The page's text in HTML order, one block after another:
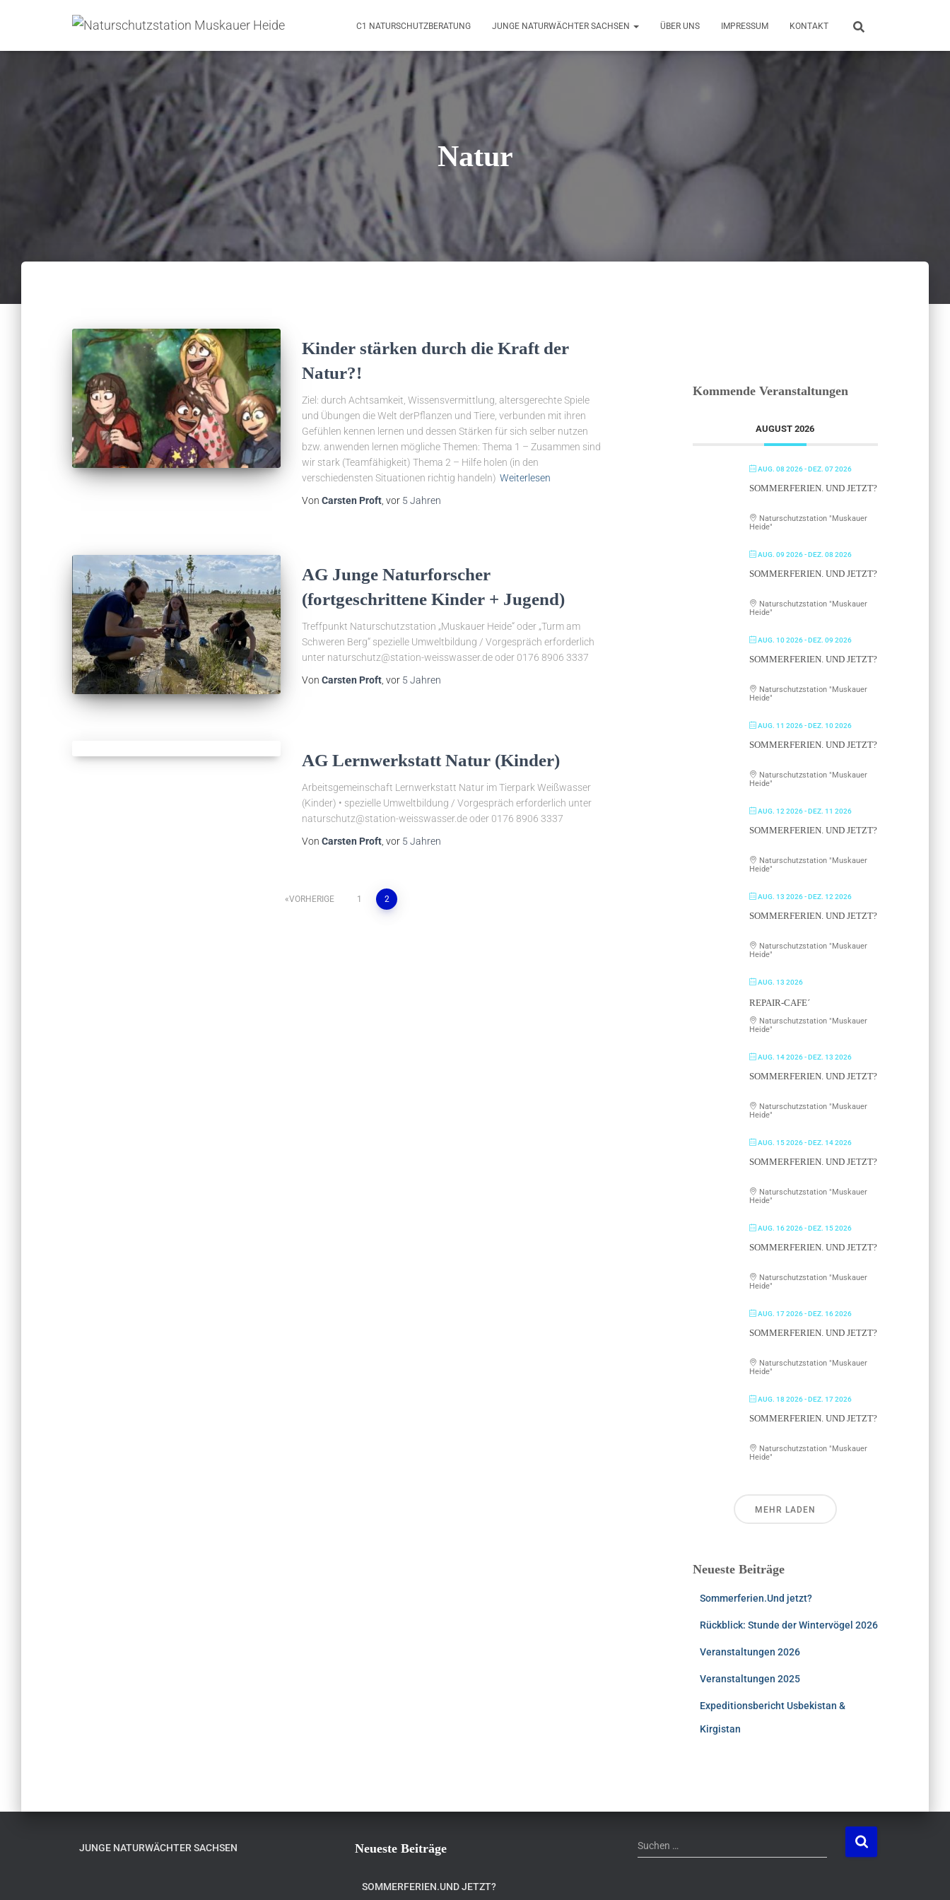
C1 NATURSCHUTZBERATUNG JUNGE NATURWÄCHTER SACHSEN ÜBER UNS IMPRESSUM KONTAKT
Natur
Kinder stärken durch die Kraft der
Natur?!
Ziel: durch Achtsamkeit, Wissensvermittlung, altersgerechte Spiele
und Übungen die Welt derPflanzen und Tiere, verbunden mit ihren
Gefühlen kennen lernen und dessen Stärken für sich selber nutzen
bzw. anwenden lernen mögliche Themen: Thema 1 – Zusammen sind
wir stark (Teamfähigkeit) Thema 2 – Hilfe holen (in den
verschiedensten Situationen richtig handeln) Weiterlesen
Von Carsten Proft , vor 5 Jahren
AG Junge Naturforscher
(fortgeschrittene Kinder + Jugend)
Treffpunkt Naturschutzstation „Muskauer Heide“ oder „Turm am
Schweren Berg“ spezielle Umweltbildung / Vorgespräch erforderlich
unter naturschutz@station-weisswasser.de oder 0176 8906 3337
Von Carsten Proft , vor 5 Jahren
AG Lernwerkstatt Natur (Kinder)
Arbeitsgemeinschaft Lernwerkstatt Natur im Tierpark Weißwasser
(Kinder) • spezielle Umweltbildung / Vorgespräch erforderlich unter
naturschutz@station-weisswasser.de oder 0176 8906 3337
Von Carsten Proft , vor 5 Jahren
SeitennummerierungVORHERIGE 1 2
Kommende Veranstaltungen
AUGUST 2026
AUG. 08 2026- DEZ. 07 2026
SOMMERFERIEN. UND JETZT?
Naturschutzstation "Muskauer
Heide"
AUG. 09 2026- DEZ. 08 2026
SOMMERFERIEN. UND JETZT?
Naturschutzstation "Muskauer
Heide"
AUG. 10 2026- DEZ. 09 2026
SOMMERFERIEN. UND JETZT?
Naturschutzstation "Muskauer
Heide"
AUG. 11 2026- DEZ. 10 2026
SOMMERFERIEN. UND JETZT?
Naturschutzstation "Muskauer
Heide"
AUG. 12 2026- DEZ. 11 2026
SOMMERFERIEN. UND JETZT?
Naturschutzstation "Muskauer
Heide"
AUG. 13 2026- DEZ. 12 2026
SOMMERFERIEN. UND JETZT?
Naturschutzstation "Muskauer
Heide"
AUG. 13 2026
REPAIR-CAFE´
Naturschutzstation "Muskauer
Heide"
AUG. 14 2026- DEZ. 13 2026
SOMMERFERIEN. UND JETZT?
Naturschutzstation "Muskauer
Heide"
AUG. 15 2026- DEZ. 14 2026
SOMMERFERIEN. UND JETZT?
Naturschutzstation "Muskauer
Heide"
AUG. 16 2026- DEZ. 15 2026
SOMMERFERIEN. UND JETZT?
Naturschutzstation "Muskauer
Heide"
AUG. 17 2026- DEZ. 16 2026
SOMMERFERIEN. UND JETZT?
Naturschutzstation "Muskauer
Heide"
AUG. 18 2026- DEZ. 17 2026
SOMMERFERIEN. UND JETZT?
Naturschutzstation "Muskauer
Heide"
MEHR LADEN
Neueste Beiträge
Sommerferien.Und jetzt?
Rückblick: Stunde der Wintervögel 2026
Veranstaltungen 2026
Veranstaltungen 2025
Expeditionsbericht Usbekistan &
Kirgistan
JUNGE NATURWÄCHTER SACHSEN Neueste Beiträge
SOMMERFERIEN.UND JETZT?
S
u
Suchen …